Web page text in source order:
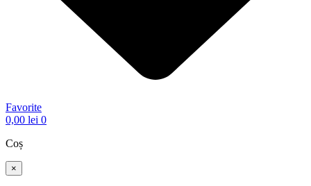
Favorite
0,00 lei 0
Coș
×